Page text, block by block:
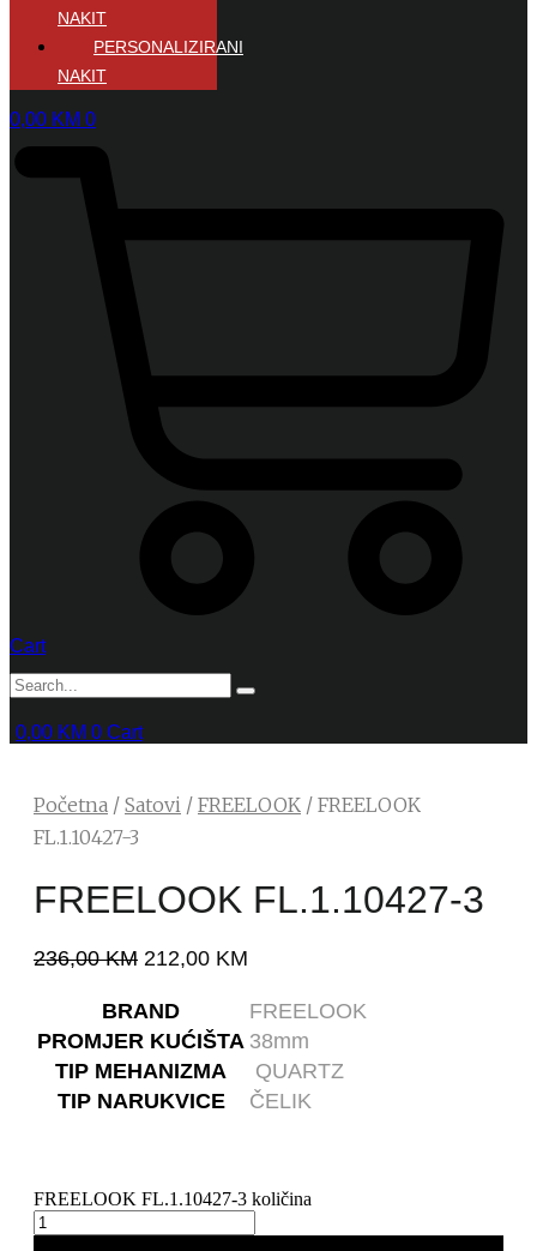
NAKIT
PERSONALIZIRANI
NAKIT
0,00 KM 0
Cart
0,00 KM 0 Cart
Početna / Satovi / FREELOOK / FREELOOK
FL.1.10427-3
FREELOOK FL.1.10427-3
236,00KM 212,00 KM
BRAND
FREELOOK
PROMJER KUĆIŠTA 38mm
TIP MEHANIZMA
QUARTZ
TIP NARUKVICE
ČELIK
FREELOOK FL.1.10427-3 količina